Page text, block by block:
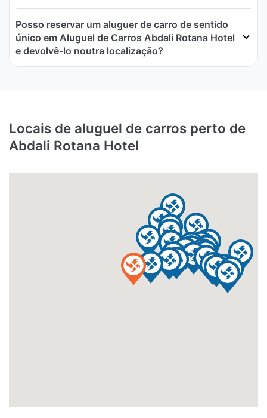
Posso reservar um aluguer de carro de sentido
único em Aluguel de Carros Abdali Rotana Hotel
e devolvê-lo noutra localização?
Locais de aluguel de carros perto de
Abdali Rotana Hotel